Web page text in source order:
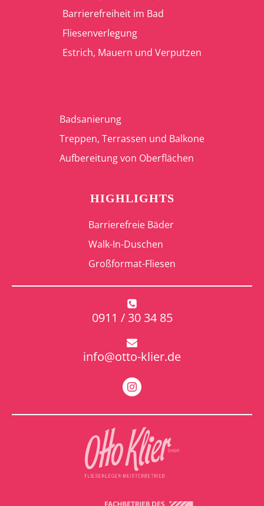
Barrierefreiheit im Bad
Fliesenverlegung
Estrich, Mauern und Verputzen
Badsanierung
Treppen, Terrassen und Balkone
Aufbereitung von Oberflächen
HIGHLIGHTS
Barrierefreie Bäder
Walk-In-Duschen
Großformat-Fliesen
0911 / 30 34 85
info@otto-klier.de